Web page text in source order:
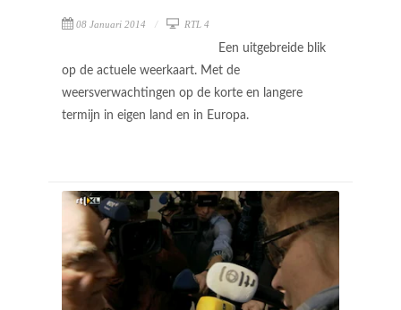
08 Januari 2014 RTL 4
Een uitgebreide blik
op de actuele weerkaart. Met de
weersverwachtingen op de korte en langere
termijn in eigen land en in Europa.